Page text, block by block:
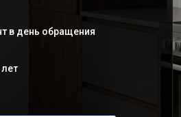
в день обращения